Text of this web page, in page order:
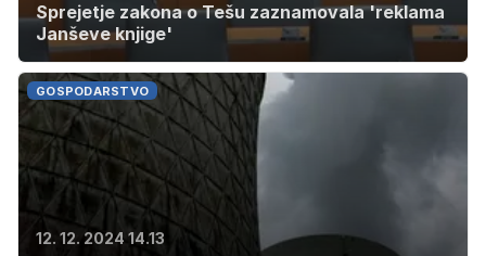
Sprejetje zakona o Tešu zaznamovala 'reklama
Janševe knjige'
GOSPODARSTVO
12. 12. 2024 14.13